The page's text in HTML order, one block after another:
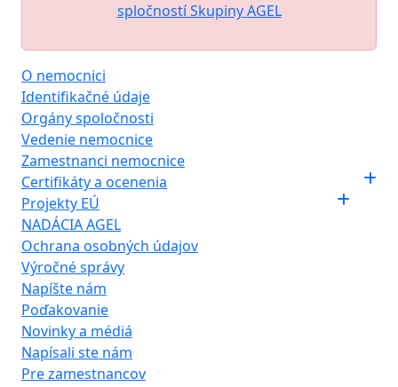
spločností Skupiny AGEL
O nemocnici
Identifikačné údaje
Orgány spoločnosti
Vedenie nemocnice
Zamestnanci nemocnice
Certifikáty a ocenenia
Projekty EÚ
NADÁCIA AGEL
Ochrana osobných údajov
Výročné správy
Napíšte nám
Poďakovanie
Novinky a médiá
Napísali ste nám
Pre zamestnancov